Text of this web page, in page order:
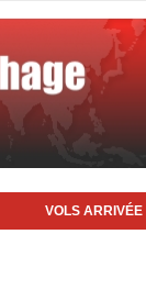
VOLS ARRIVÉE